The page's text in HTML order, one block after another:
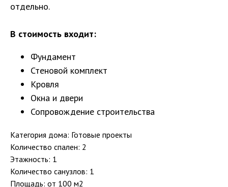
отдельно.
В стоимость входит:
Фундамент
Стеновой комплект
Кровля
Окна и двери
Сопровождение строительства
Категория дома: Готовые проекты
Количество спален: 2
Этажность: 1
Количество санузлов: 1
Площадь: от 100 м2